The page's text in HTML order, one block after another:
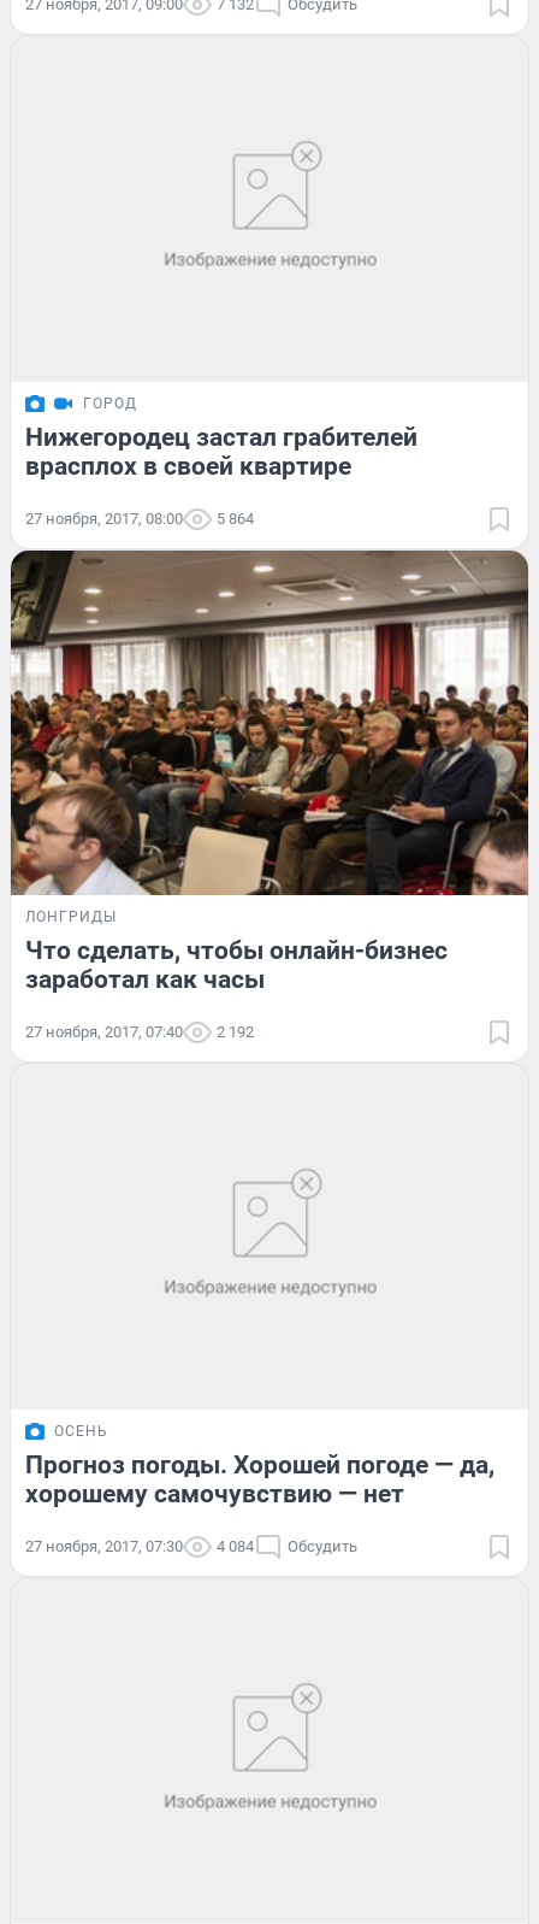
27 ноября, 2017, 09:00 7 132 Обсудить
ГОРОД
Нижегородец застал грабителей
врасплох в своей квартире
27 ноября, 2017, 08:00 5 864
ЛОНГРИДЫ
Что сделать, чтобы онлайн-бизнес
заработал как часы
27 ноября, 2017, 07:40 2 192
ОСЕНЬ
Прогноз погоды. Хорошей погоде — да,
хорошему самочувствию — нет
27 ноября, 2017, 07:30 4 084 Обсудить